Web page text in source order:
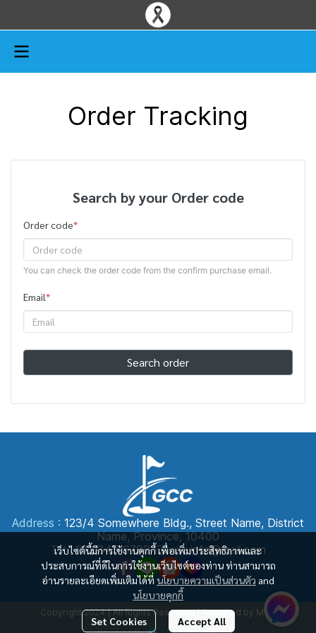
Order Tracking
Search by your Order code
Order code*
You can check the order code from the confirm purchase email.
Email*
Search order
เว็บไซต์นี้มีการใช้งานคุกกี้ เพื่อเพิ่มประสิทธิภาพและ
ประสบการณ์ที่ดีในการใช้งานเว็บไซต์ของท่าน ท่านสามารถ
อ่านรายละเอียดเพิ่มเติมได้ที่นโยบายความเป็นส่วนตัว and
นโยบายคุกกี้
Set Cookies Accept All
Address : 123/4 Somewhere Bldg., Street Name, District
Name, Province, 10400
Tel :012 345 6789Email :info@mail.com
Copyright 2024 | All Rights Reserved | Powered by MWE